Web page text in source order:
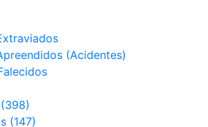
(Acidentes)
(147)